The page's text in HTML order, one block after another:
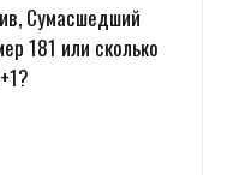
Сумасшедший
181 или сколько